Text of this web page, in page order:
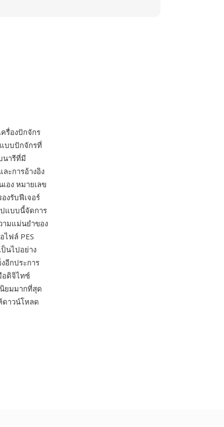
รื่องปักจักร
บบปักจักรที่
นารีที่มี
ะการอ้างอิง
อง หมายเลข
งรับฟีเจอร์
ปแบบนี้จัดการ
ามแม่นยำของ
ไฟล์ PES
นไปอย่าง
อีกประการ
อดิจิไทซ์
ยมมากที่สุด
ดาวน์โหลด